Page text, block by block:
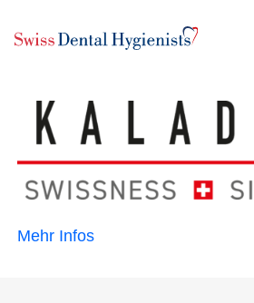
Mehr Infos